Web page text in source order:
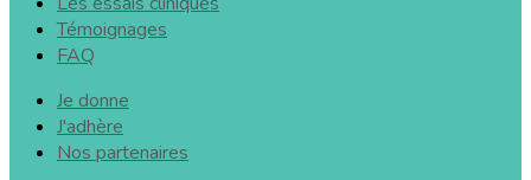
Témoignages
FAQ
Je donne
J'adhère
Nos partenaires